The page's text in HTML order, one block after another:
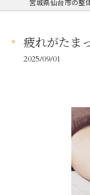
疲れがたま
2025/09/01